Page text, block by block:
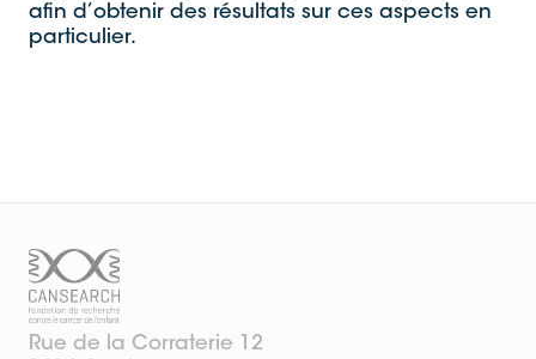
afin d’obtenir des résultats sur ces aspects en
particulier.
Rue de la Corraterie 12